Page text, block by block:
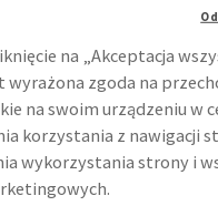
powlekanych z foliami
produktu Polyart Laser
wskazówki dotyczące
online
na „Akceptacja
wyrażona zgoda na
na swoim urządzeniu w
korzystania z nawigacji
wykorzystania strony i